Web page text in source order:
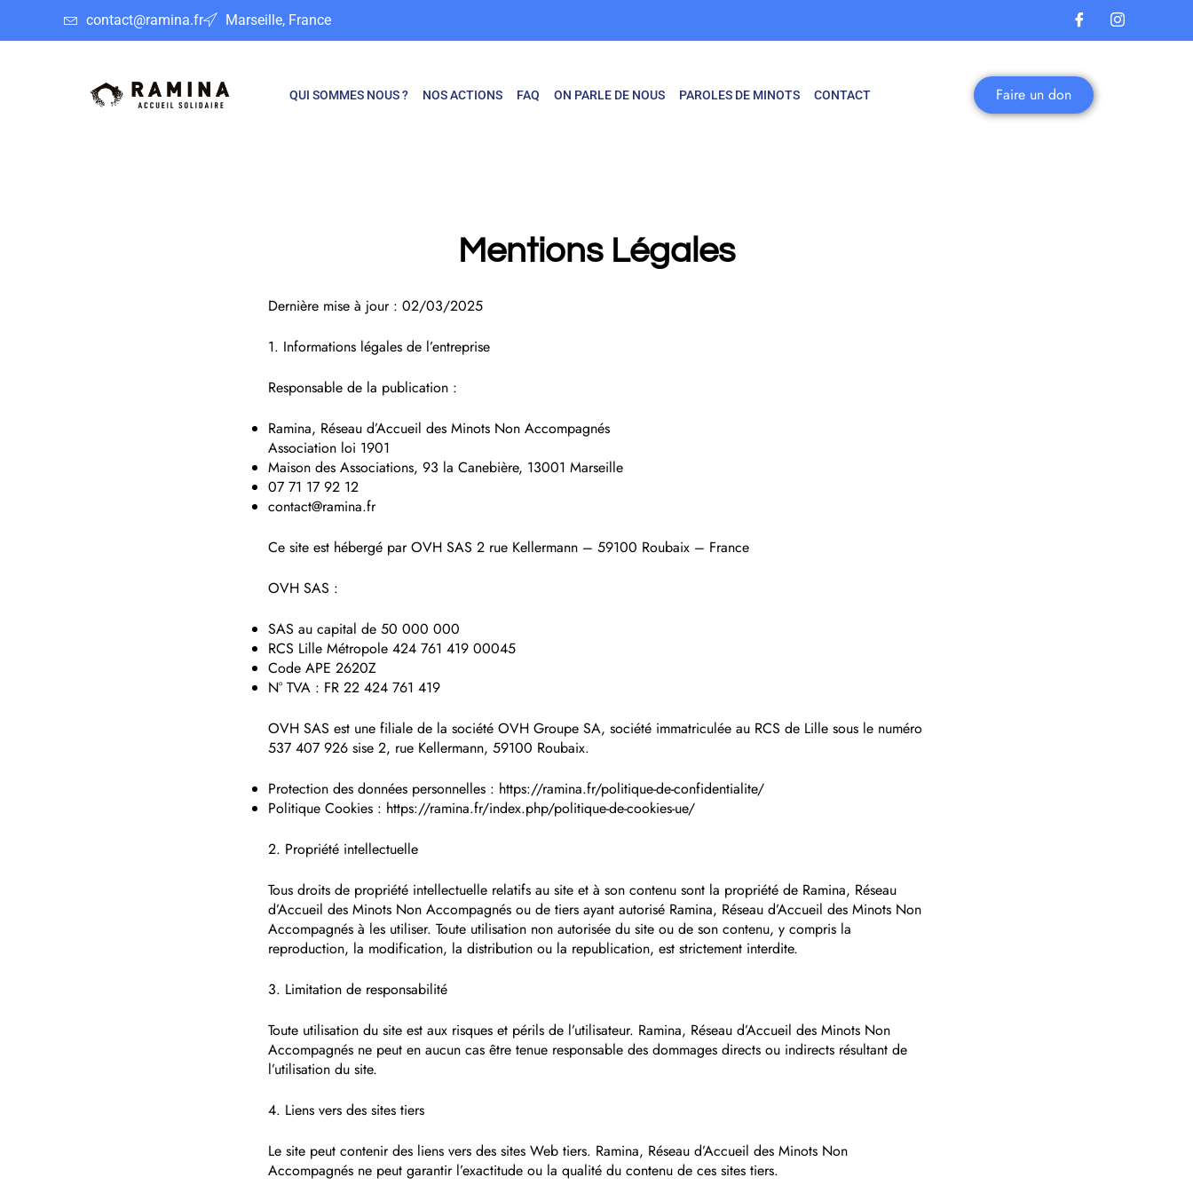
contact@ramina.fr Marseille, France
QUI SOMMES NOUS ? NOS ACTIONS FAQ ON PARLE DE NOUS PAROLES DE MINOTS CONTACT Faire un don
Mentions Légales
Dernière mise à jour : 02/03/2025
1. Informations légales de l’entreprise
Responsable de la publication :
Ramina, Réseau d’Accueil des Minots Non Accompagnés
Association loi 1901
Maison des Associations, 93 la Canebière, 13001 Marseille
07 71 17 92 12
contact@ramina.fr
Ce site est hébergé par OVH SAS 2 rue Kellermann – 59100 Roubaix – France
OVH SAS :
SAS au capital de 50 000 000
RCS Lille Métropole 424 761 419 00045
Code APE 2620Z
N° TVA : FR 22 424 761 419
OVH SAS est une filiale de la société OVH Groupe SA, société immatriculée au RCS de Lille sous le numéro
537 407 926 sise 2, rue Kellermann, 59100 Roubaix.
Protection des données personnelles : https://ramina.fr/politique-de-confidentialite/
Politique Cookies : https://ramina.fr/index.php/politique-de-cookies-ue/
2. Propriété intellectuelle
Tous droits de propriété intellectuelle relatifs au site et à son contenu sont la propriété de Ramina, Réseau
d’Accueil des Minots Non Accompagnés ou de tiers ayant autorisé Ramina, Réseau d’Accueil des Minots Non
Accompagnés à les utiliser. Toute utilisation non autorisée du site ou de son contenu, y compris la
reproduction, la modification, la distribution ou la republication, est strictement interdite.
3. Limitation de responsabilité
Toute utilisation du site est aux risques et périls de l’utilisateur. Ramina, Réseau d’Accueil des Minots Non
Accompagnés ne peut en aucun cas être tenue responsable des dommages directs ou indirects résultant de
l’utilisation du site.
4. Liens vers des sites tiers
Le site peut contenir des liens vers des sites Web tiers. Ramina, Réseau d’Accueil des Minots Non
Accompagnés ne peut garantir l’exactitude ou la qualité du contenu de ces sites tiers.